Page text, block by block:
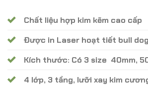
đến
Chất liệu hợp kim kẽm cao cấp
Được in Laser hoạt tiết bull
Kích thước: Có 3 size 40mm,
4 lớp, 3 tầng, lưỡi xay kim